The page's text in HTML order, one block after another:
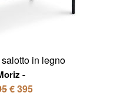
in legno
€ 395